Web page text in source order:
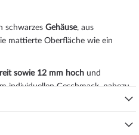
schwarzes Gehäuse, aus
mattierte Oberfläche wie ein
sowie 12 mm hoch und
individuellen Geschmack, nahezu
hebt sich die
der Uhr handelt es sich um
der den Schlusspunkt für ein